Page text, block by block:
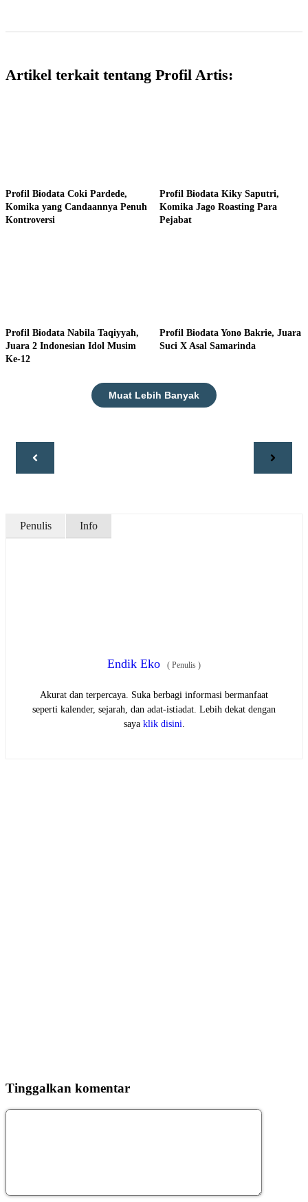
Artikel terkait tentang Profil Artis:
Profil Biodata Coki Pardede,
Komika yang Candaannya Penuh
Kontroversi
Profil Biodata Kiky Saputri,
Komika Jago Roasting Para
Pejabat
Profil Biodata Nabila Taqiyyah,
Juara 2 Indonesian Idol Musim
Ke-12
Profil Biodata Yono Bakrie, Juara
Suci X Asal Samarinda
Muat Lebih Banyak
Penulis Info
Endik Eko ( Penulis )
Akurat dan terpercaya. Suka berbagi informasi bermanfaat
seperti kalender, sejarah, dan adat-istiadat. Lebih dekat dengan
saya klik disini.
Tinggalkan komentar
Komentar